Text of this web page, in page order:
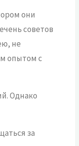
они
советов
не
опытом с
Однако
за